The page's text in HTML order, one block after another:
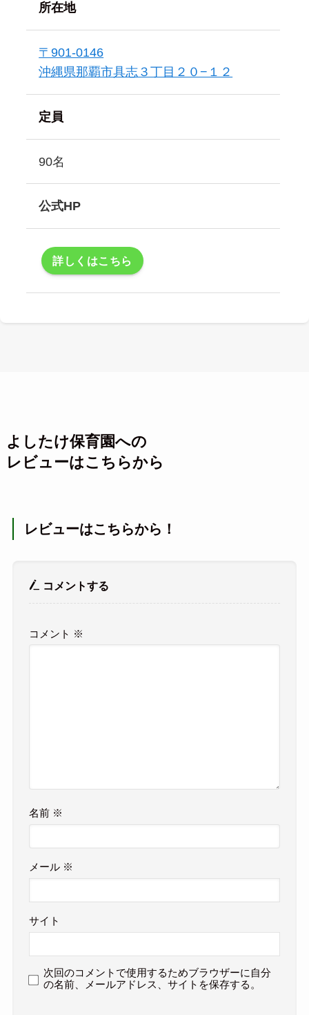
所在地
〒901-0146
沖縄県那覇市具志３丁目２０−１２
定員
90名
公式HP
詳しくはこちら
よしたけ保育園への
レビューはこちらから
レビューはこちらから！
コメントする
コメント ※
名前 ※
メール ※
サイト
次回のコメントで使用するためブラウザーに自分
の名前、メールアドレス、サイトを保存する。